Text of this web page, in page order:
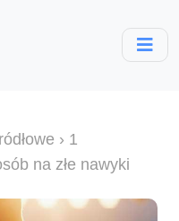
› 1
na złe nawyki